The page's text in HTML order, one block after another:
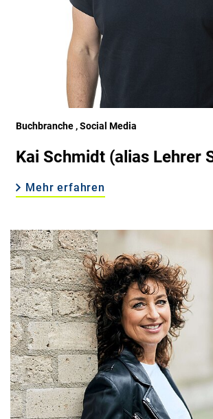
Buchbranche , Social Media
Kai Schmidt (alias Lehrer
Mehr erfahren